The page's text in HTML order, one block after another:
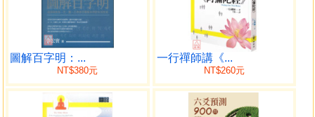
圖解百字明：...
NT$380元
一行禪師講《...
NT$260元